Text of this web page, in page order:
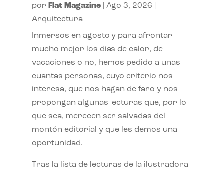
por Flat Magazine| Ago 3, 2026
Arquitectura
Inmersos en agosto y para afrontar
mucho mejor los días de calor, de
vacaciones o no, hemos pedido a unas
cuantas personas, cuyo criterio nos
interesa, que nos hagan de faro y nos
propongan algunas lecturas que, por lo
que sea, merecen ser salvadas del
montón editorial y que les demos una
oportunidad.
Tras la lista de lecturas de la ilustradora